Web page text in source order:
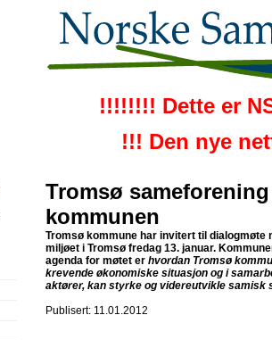
!!!!!!!! Dette er
!!! Den nye
Tromsø
kommunen
Tromsø kommune har invitert til dialogmøte
miljøet i Tromsø fredag 13. januar.
agenda for møtet er hvordan Tromsø
krevende økonomiske situasjon og i
aktører, kan styrke og videreutvikle samisk
Publisert: 11.01.2012